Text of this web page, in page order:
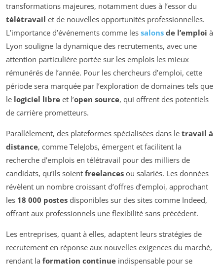
transformations majeures, notamment dues à l’essor du
télétravail et de nouvelles opportunités professionnelles.
L’importance d’événements comme les salons de l’emploi à
Lyon souligne la dynamique des recrutements, avec une
attention particulière portée sur les emplois les mieux
rémunérés de l’année. Pour les chercheurs d’emploi, cette
période sera marquée par l’exploration de domaines tels que
le logiciel libre et l’open source, qui offrent des potentiels
de carrière prometteurs.
Parallèlement, des plateformes spécialisées dans le travail à
distance, comme TeleJobs, émergent et facilitent la
recherche d’emplois en télétravail pour des milliers de
candidats, qu’ils soient freelances ou salariés. Les données
révèlent un nombre croissant d’offres d’emploi, approchant
les 18 000 postes disponibles sur des sites comme Indeed,
offrant aux professionnels une flexibilité sans précédent.
Les entreprises, quant à elles, adaptent leurs stratégies de
recrutement en réponse aux nouvelles exigences du marché,
rendant la formation continue indispensable pour se